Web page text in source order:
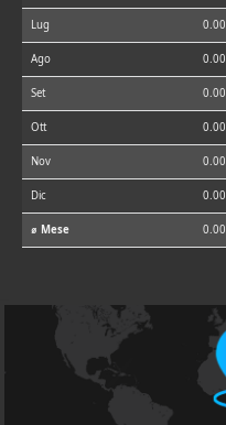
Lug 0.00
Ago 0.00
Set 0.00
Ott 0.00
Nov 0.00
Dic 0.00
⌀ Mese 0.00